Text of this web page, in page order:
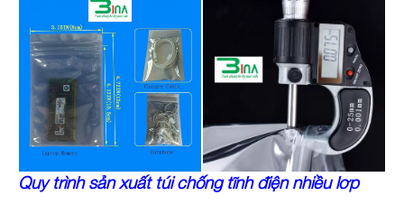
Quy trình sản xuất túi chống tĩnh điện nhiều lớp